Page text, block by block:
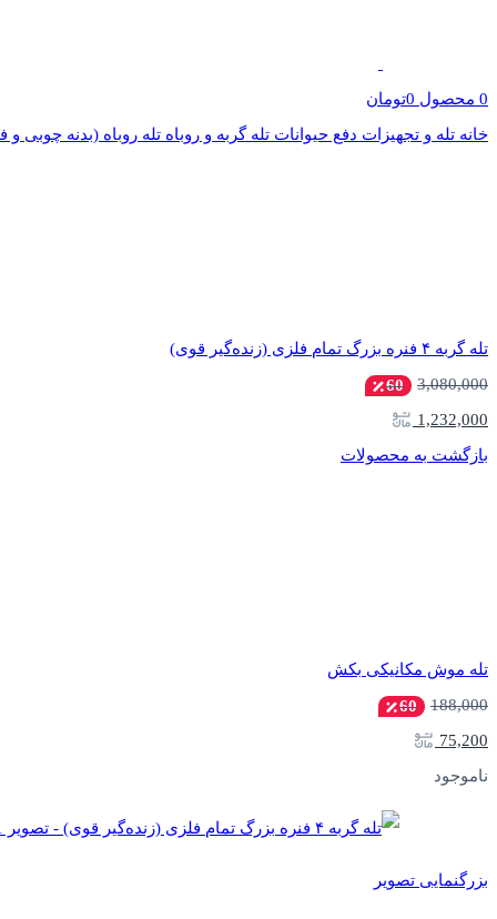
0 محصول 0تومان
خانه تله و تجهیزات دفع حیوانات تله گربه و روباه تله روباه (بدنه چوبی
تله گربه ۴ فنره بزرگ تمام فلزی (زنده‌گیر قوی)
3,080,000
60
1,232,000
بازگشت به محصولات
تله موش مکانیکی بکش
188,000
60
75,200
ناموجود
بزرگنمایی تصویر